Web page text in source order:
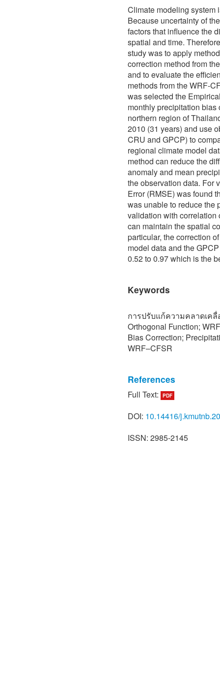
Climate modeling system
Because uncertainty of
factors that influence the
spatial and time.
study was to apply
correction method from
and to evaluate the
methods from the WRF-
was selected the
monthly precipitation
northern region of
2010 (31 years) and use
CRU and GPCP) to
regional climate model
method can reduce the
anomaly and mean
the observation data. For
Error (RMSE) was found
was unable to reduce the
validation with correlation
can maintain the spatial
particular, the correction
model data and the
0.52 to 0.97 which is the
Keywords
การปรับแก้ความคลาดเค
Orthogonal Function;
Bias Correction;
WRF–CFSR
References
[1] J. Nels, The Effects of
2015 (in Thai).
Full Text: PDF
DOI: 10.14416/
ISSN: 2985-2145